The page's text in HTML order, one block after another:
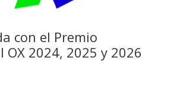
con el Premio
2024, 2025 y 2026